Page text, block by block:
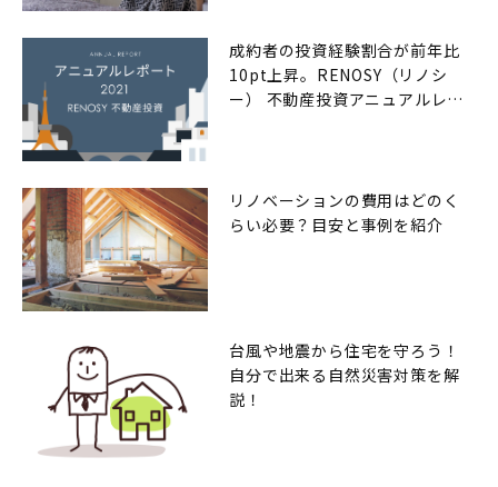
成約者の投資経験割合が前年比
10pt上昇。RENOSY（リノシ
ー） 不動産投資アニュアルレポ
リノベーションの費用はどのく
らい必要？目安と事例を紹介
台風や地震から住宅を守ろう！
自分で出来る自然災害対策を解
説！